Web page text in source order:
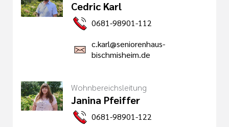
Cedric Karl
0681-98901-112
c.karl@seniorenhaus-
bischmisheim.de
Wohnbereichsleitung
Janina Pfeiffer
0681-98901-122